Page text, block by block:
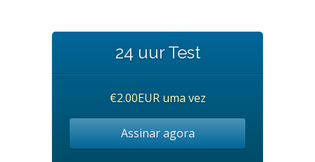
24 uur Test
€2.00EUR uma vez
Assinar agora